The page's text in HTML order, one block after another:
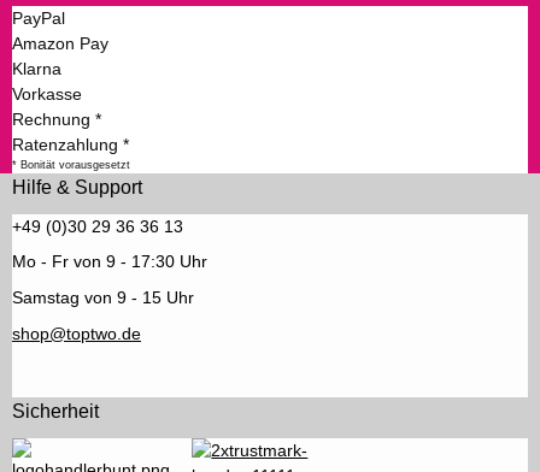
PayPal
Amazon Pay
Klarna
Vorkasse
Rechnung *
Ratenzahlung *
* Bonität vorausgesetzt
Hilfe & Support
+49 (0)30 29 36 36 13
Mo - Fr von 9 - 17:30 Uhr
Samstag von 9 - 15 Uhr
shop@toptwo.de
Sicherheit